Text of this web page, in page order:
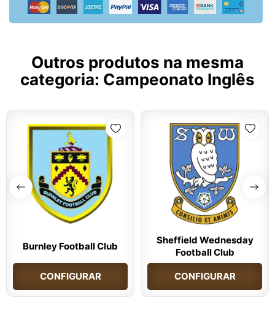
Outros produtos na mesma
categoria: Campeonato Inglês
Burnley Football Club
CONFIGURAR
Sheffield Wednesday
Football Club
CONFIGURAR